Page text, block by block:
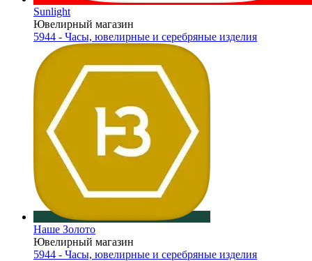
Sunlight
Ювелирный магазин
5944 - Часы, ювелирные и серебряные изделия
Наше Золото
Ювелирный магазин
5944 - Часы, ювелирные и серебряные изделия